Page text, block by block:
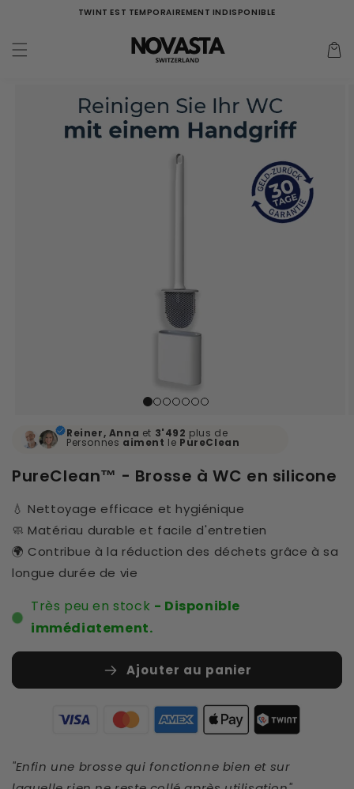
directementTWINT EST TEMPORAIREMENT INDISPONIBLE
Panier
l'information
Reiner, Anna et 3'492 plus de
Personnes aiment le PureClean
PureClean™ - Brosse à WC en silicone
💧 Nettoyage efficace et hygiénique
🧼 Matériau durable et facile d'entretien
🌍 Contribue à la réduction des déchets grâce à sa
longue durée de vie
Très peu en stock - Disponible
immédiatement.
Ajouter au panier
"Enfin une brosse qui fonctionne bien et sur